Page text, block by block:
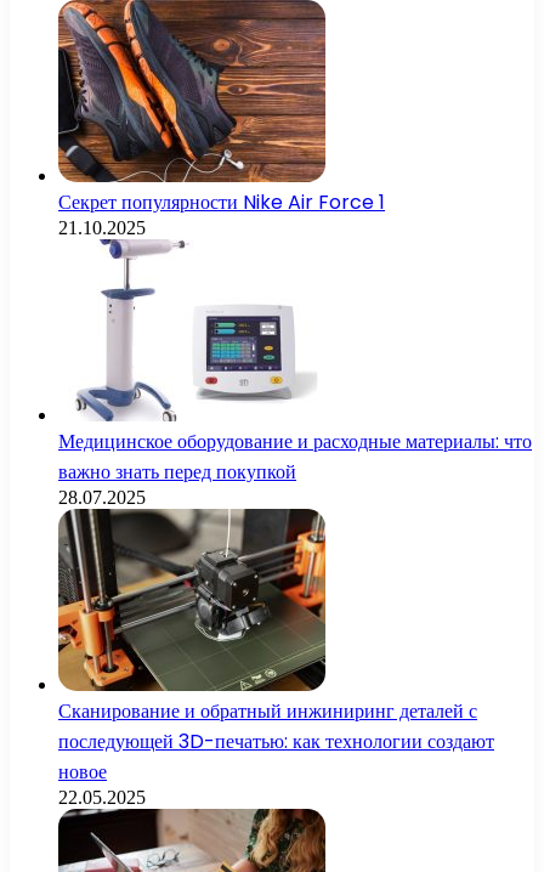
Секрет популярности Nike Air Force 1
21.10.2025
Медицинское оборудование и расходные материалы: что
важно знать перед покупкой
28.07.2025
Сканирование и обратный инжиниринг деталей с
последующей 3D-печатью: как технологии создают
новое
22.05.2025